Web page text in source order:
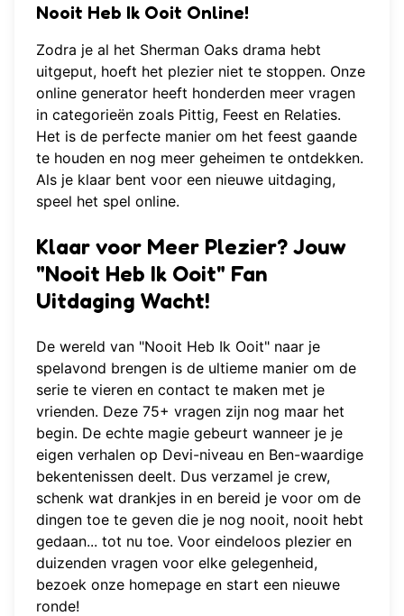
Nooit Heb Ik Ooit Online!
Zodra je al het Sherman Oaks drama hebt
uitgeput, hoeft het plezier niet te stoppen. Onze
online generator heeft honderden meer vragen
in categorieën zoals Pittig, Feest en Relaties.
Het is de perfecte manier om het feest gaande
te houden en nog meer geheimen te ontdekken.
Als je klaar bent voor een nieuwe uitdaging,
speel het spel online.
Klaar voor Meer Plezier? Jouw
"Nooit Heb Ik Ooit" Fan
Uitdaging Wacht!
De wereld van "Nooit Heb Ik Ooit" naar je
spelavond brengen is de ultieme manier om de
serie te vieren en contact te maken met je
vrienden. Deze 75+ vragen zijn nog maar het
begin. De echte magie gebeurt wanneer je je
eigen verhalen op Devi-niveau en Ben-waardige
bekentenissen deelt. Dus verzamel je crew,
schenk wat drankjes in en bereid je voor om de
dingen toe te geven die je nog nooit, nooit hebt
gedaan... tot nu toe. Voor eindeloos plezier en
duizenden vragen voor elke gelegenheid,
bezoek onze homepage en start een nieuwe
ronde!